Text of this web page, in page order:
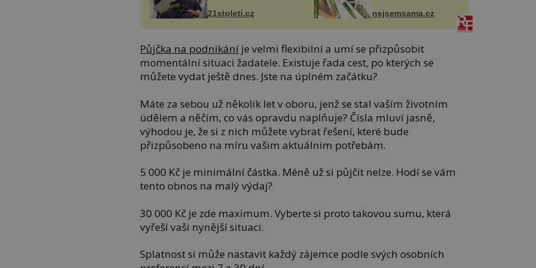
21stoleti.cz nejsemsama.cz
Půjčka na podnikání je velmi flexibilní a umí se přizpůsobit
momentální situaci žadatele. Existuje řada cest, po kterých se
můžete vydat ještě dnes. Jste na úplném začátku?
Máte za sebou už několik let v oboru, jenž se stal vaším životním
údělem a něčím, co vás opravdu naplňuje? Čísla mluví jasně,
výhodou je, že si z nich můžete vybrat řešení, které bude
přizpůsobeno na míru vašim aktuálním potřebám.
5 000 Kč je minimální částka. Méně už si půjčit nelze. Hodí se vám
tento obnos na malý výdaj?
30 000 Kč je zde maximum. Vyberte si proto takovou sumu, která
vyřeší vaši nynější situaci.
Splatnost si může nastavit každý zájemce podle svých osobních